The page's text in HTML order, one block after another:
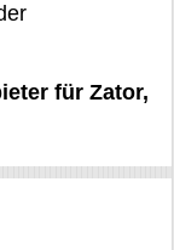
für Zator,